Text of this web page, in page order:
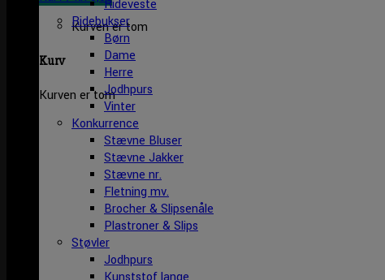
Kurven er tom
Kurv
Kurven er tom
Rideveste
Ridebukser
Børn
Dame
Herre
Jodhpurs
Vinter
Konkurrence
Stævne Bluser
Stævne Jakker
Stævne nr.
Fletning mv.
Brocher & Slipsenåle
Plastroner & Slips
Støvler
Jodhpurs